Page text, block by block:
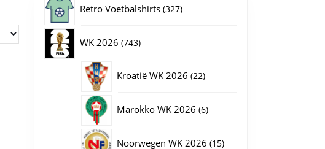
Retro Voetbalshirts 327327
WK 2026 743743
Kroatië WK 2026 2222
Marokko WK 2026 66
Noorwegen WK 2026 1515